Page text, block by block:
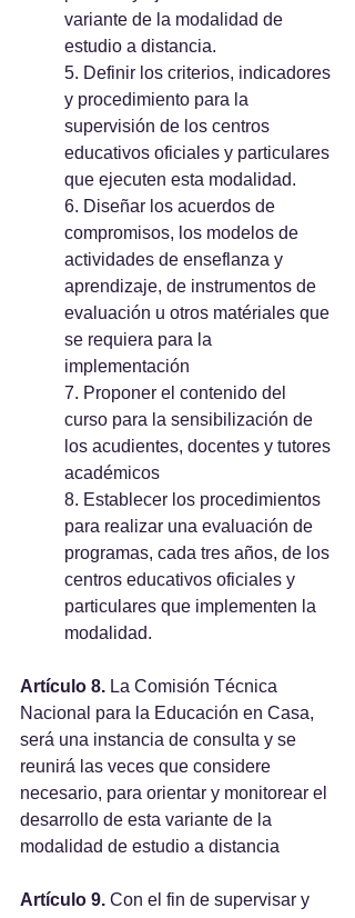
variante de la modalidad de
estudio a distancia.
5. Definir los criterios, indicadores
y procedimiento para la
supervisión de los centros
educativos oficiales y particulares
que ejecuten esta modalidad.
6. Diseñar los acuerdos de
compromisos, los modelos de
actividades de enseflanza y
aprendizaje, de instrumentos de
evaluación u otros matériales que
se requiera para la
implementación
7. Proponer el contenido del
curso para la sensibilización de
los acudientes, docentes y tutores
académicos
8. Establecer los procedimientos
para realizar una evaluación de
programas, cada tres años, de los
centros educativos oficiales y
particulares que implementen la
modalidad.
Artículo 8. La Comisión Técnica
Nacional para la Educación en Casa,
será una instancia de consulta y se
reunirá las veces que considere
necesario, para orientar y monitorear el
desarrollo de esta variante de la
modalidad de estudio a distancia
Artículo 9. Con el fin de supervisar y